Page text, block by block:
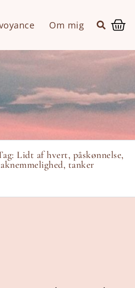
Om mig
Lidt af hvert, påskønnelse,
, tanker